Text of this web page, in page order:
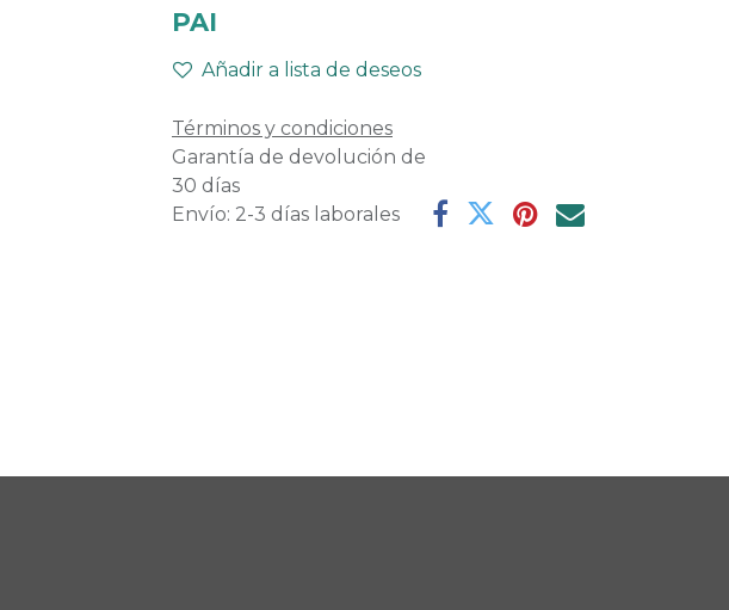
PAI
Añadir a lista de deseos
Términos y condiciones
Garantía de devolución de
30 días
Envío: 2-3 días laborales